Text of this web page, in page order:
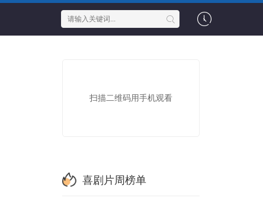
扫描二维码用手机观看
喜剧片周榜单